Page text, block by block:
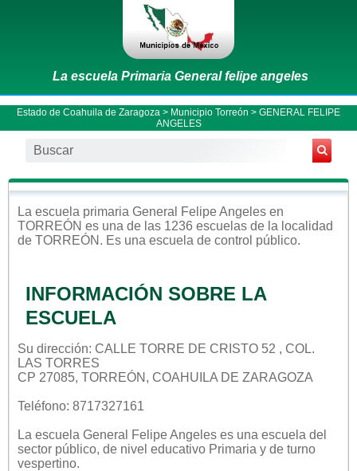
La escuela Primaria General felipe angeles
Estado de Coahuila de Zaragoza > Municipio Torreón > GENERAL FELIPE
ANGELES
La escuela primaria General Felipe Angeles en
TORREÓN es una de las 1236 escuelas de la localidad
de TORREÓN . Es una escuela de control público.
INFORMACIÓN SOBRE LA
ESCUELA
Su dirección: CALLE TORRE DE CRISTO 52 , COL.
LAS TORRES
CP 27085, TORREÓN, COAHUILA DE ZARAGOZA
Teléfono: 8717327161
La escuela General Felipe Angeles es una escuela del
sector público, de nivel educativo Primaria y de turno
vespertino.